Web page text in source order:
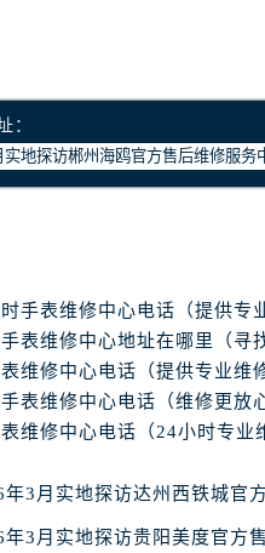
泉州市丰泽区宝洲路729号
青岛市南区山东路6号华润
烟台市芝罘区胜利路139号
贵阳市南明区都司高架桥路
唐山市路南区新华东道100
台州市椒江区东海大道
内蒙古自治区呼和浩特市玉
甘肃省兰州市七里河区西津
黑龙江省大庆市萨尔图区会
：
年3月实地探访达州西铁城官
年3月实地探访贵阳美度官方